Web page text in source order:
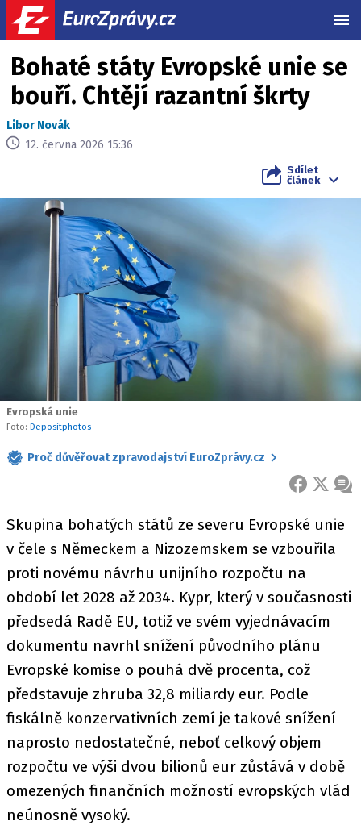
Bohaté státy Evropské unie se
bouří. Chtějí razantní škrty
Libor Novák
12. června 2026 15:36
Sdílet
článek
Evropská unie
Foto: Depositphotos
Proč důvěřovat zpravodajství EuroZprávy.cz
FACEBOOK
X
Skupina bohatých států ze severu Evropské unie
v čele s Německem a Nizozemskem se vzbouřila
proti novému návrhu unijního rozpočtu na
období let 2028 až 2034. Kypr, který v současnosti
předsedá Radě EU, totiž ve svém vyjednávacím
dokumentu navrhl snížení původního plánu
Evropské komise o pouhá dvě procenta, což
představuje zhruba 32,8 miliardy eur. Podle
fiskálně konzervativních zemí je takové snížení
naprosto nedostatečné, neboť celkový objem
rozpočtu ve výši dvou bilionů eur zůstává v době
omezených finančních možností evropských vlád
neúnosně vysoký.